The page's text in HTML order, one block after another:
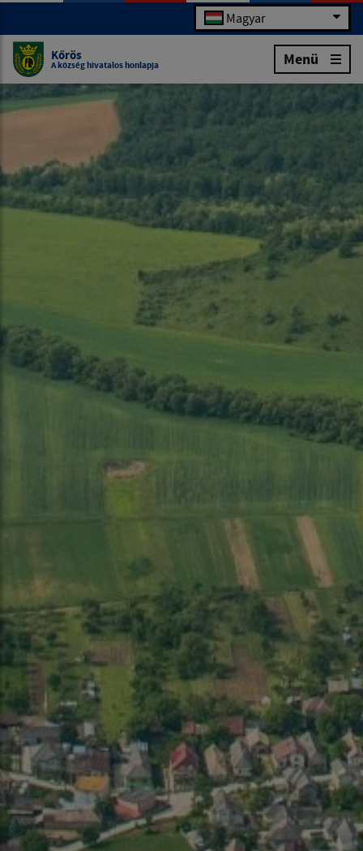
Magyar
Kőrös
A község hivatalos honlapja Menü